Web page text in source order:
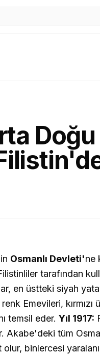
Osmanlı Devleti'ne
tarafından
en üstteki siyah
Emevileri,
temsil eder. Yıl 1917:
Akabe'deki tüm
olur, binlercesi